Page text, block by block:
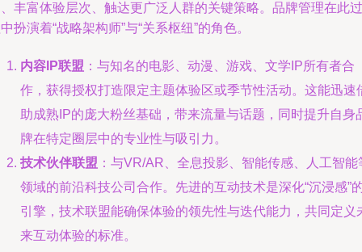
丰富体验层次、触达更广泛人群的关键策略。品牌管理在此过
扮演着“战略架构师”与“关系枢纽”的角色。
内容IP联盟 ：与知名的电影、动漫、游戏、文学IP所有者合
作，获得授权打造限定主题体验区或季节性活动。这能迅速
助成熟IP的庞大粉丝基础，带来流量与话题，同时提升自身
牌在特定圈层中的专业性与吸引力。
技术伙伴联盟 ：与VR/AR、全息投影、智能传感、人工智能
领域的前沿科技公司合作。先进的互动技术是深化“沉浸感”
引擎，技术联盟能确保体验的领先性与迭代能力，共同定义
来互动体验的标准。